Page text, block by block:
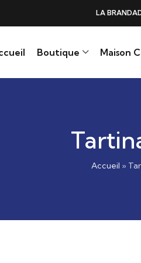
DE MORUE PRÉFÉRÉE DES
Boutique Maison
Accueil »